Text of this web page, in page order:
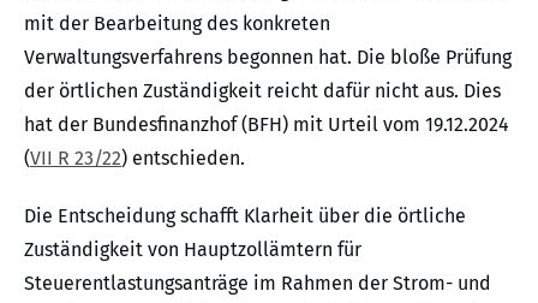
mit der Bearbeitung des konkreten
Verwaltungsverfahrens begonnen hat. Die bloße Prüfung
der örtlichen Zuständigkeit reicht dafür nicht aus. Dies
hat der Bundesfinanzhof (BFH) mit Urteil vom 19.12.2024
(VII R 23/22) entschieden.
Die Entscheidung schafft Klarheit über die örtliche
Zuständigkeit von Hauptzollämtern für
Steuerentlastungsanträge im Rahmen der Strom- und